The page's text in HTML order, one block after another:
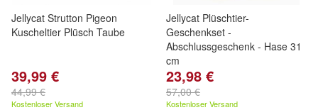
Jellycat Strutton Pigeon
Kuscheltier Plüsch Taube
39,99 €
44,99 €
Kostenloser Versand
Jellycat Plüschtier-
Geschenkset -
Abschlussgeschenk - Hase 31
cm
23,98 €
57,00 €
Kostenloser Versand